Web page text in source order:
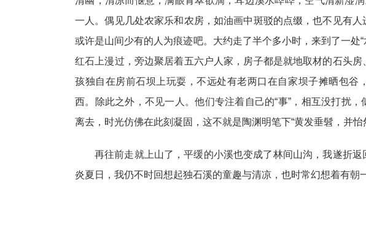
一人。偶见几处农家乐和农房，如油画中斑驳的点缀，也不见有
或许是山间少有的人为痕迹吧。大约走了半个多小时，来到了一处
红石上漫过，旁边聚居着五六户人家，房子都是就地取材的石头
孩独自在房前石坝上玩耍，不远处有老两口在自家坝子摊晒包谷
西。除此之外，不见一人。他们专注着自己的“事”，相互没打扰
离去，时光仿佛在此刻凝固，这不就是陶渊明笔下“黄发垂髫，并怡
再往前走就上山了，平缓的小溪也变成了林间山沟，我遂折
炎夏日，我仍不时回想起独石溪的童趣与清凉，也时常幻想着有朝